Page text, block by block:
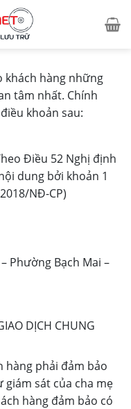
khách hàng những
tâm nhất. Chính
khoản sau:
Điều 52 Nghị định
dung bởi khoản 1
NĐ-CP)
Phường Bạch Mai –
DỊCH CHUNG
hàng phải đảm bảo
sát của cha mẹ
hàng đảm bảo có